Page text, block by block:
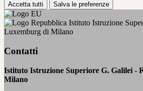
Accetta tutti Salva le preferenze
Istituto Istruzione
Luxemburg di Milano
Contatti
Istituto Istruzione Superiore G. Galilei -
Milano